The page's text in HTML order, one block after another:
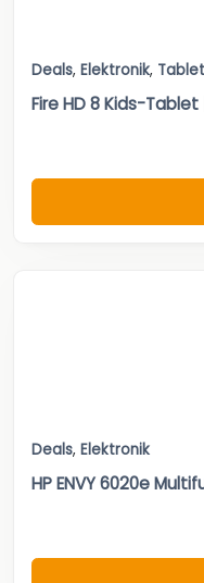
Deals, Elektronik, Tablet
Fire HD 8 Kids-
Deals, Elektronik
HP ENVY 6020e